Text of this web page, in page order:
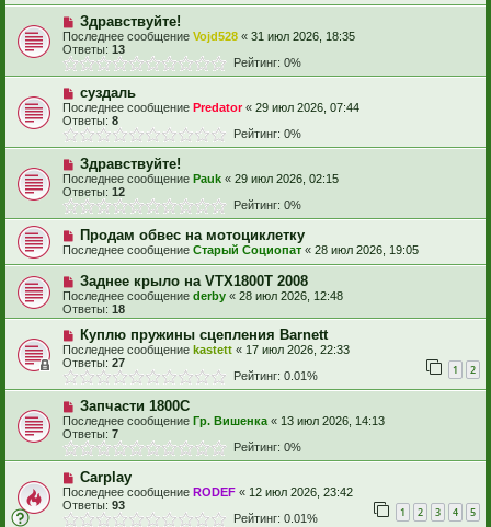
Здравствуйте!
Последнее сообщение Vojd528 « 31 июл 2026, 18:35
Ответы: 13
Рейтинг: 0%
суздаль
Последнее сообщение Predator« 29 июл 2026, 07:44
Ответы: 8
Рейтинг: 0%
Здравствуйте!
Последнее сообщение Pauk « 29 июл 2026, 02:15
Ответы: 12
Рейтинг: 0%
Продам обвес на мотоциклетку
Последнее сообщение Старый Социопат « 28 июл 2026, 19:05
Заднее крыло на VTX1800T 2008
Последнее сообщение derby « 28 июл 2026, 12:48
Ответы: 18
Куплю пружины сцепления Barnett
Последнее сообщение kastett « 17 июл 2026, 22:33
Ответы: 27 1 2
Рейтинг: 0.01%
Запчасти 1800С
Последнее сообщение Гр. Вишенка « 13 июл 2026, 14:13
Ответы: 7
Рейтинг: 0%
Carplay
Последнее сообщение RODEF « 12 июл 2026, 23:42
Ответы: 93 1 2 3 4 5
Рейтинг: 0.01%